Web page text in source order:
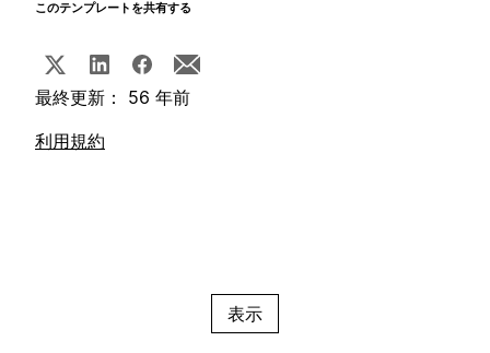
このテンプレートを共有する
最終更新： 56 年前
利用規約
表示